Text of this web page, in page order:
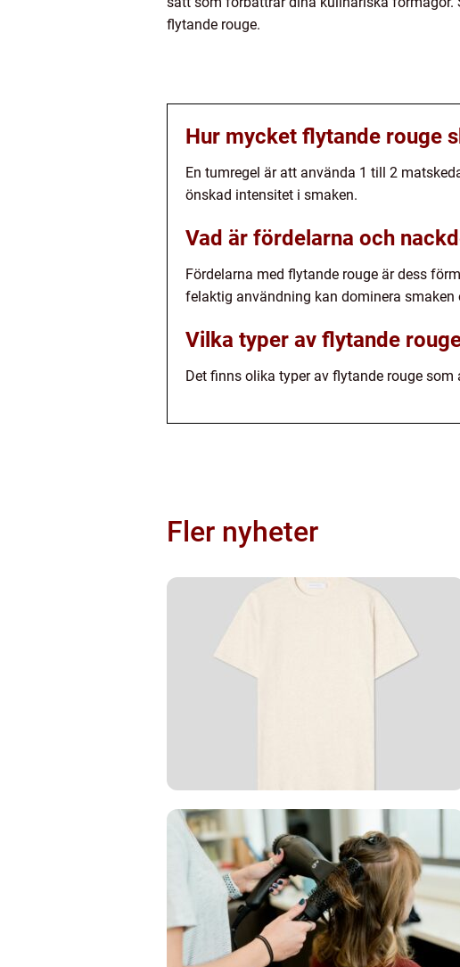
flytande rouge.
Hur mycket flytande rouge
En tumregel är att använda 1 till 2
önskad intensitet i smaken.
Vad är fördelarna och
Fördelarna med flytande rouge är dess
felaktig användning kan dominera smaken
Vilka typer av flytande
Det finns olika typer av flytande rouge
Fler nyheter